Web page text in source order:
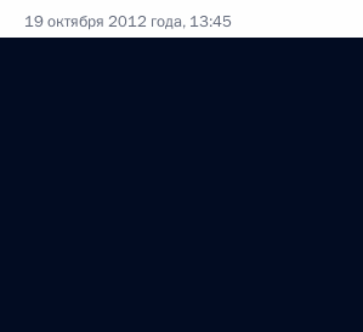
19 октября 2012 года, 13:45